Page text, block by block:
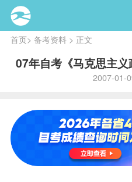
首页> 备考资料> 正文
07年自考《马克思主义
2007-01-